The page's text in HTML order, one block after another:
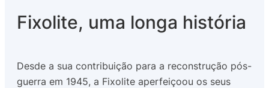
Fixolite, uma longa história
Desde a sua contribuição para a reconstrução pós-
guerra em 1945, a Fixolite aperfeiçoou os seus